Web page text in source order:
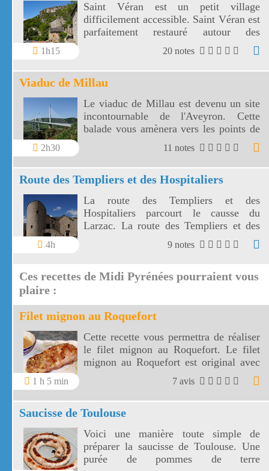
1h15
Saint Véran est un petit village
difficilement accessible. Saint Véran est
parfaitement restauré autour des
vestiges de son château.
20 notes
Viaduc de Millau
2h30
Le viaduc de Millau est devenu un site
incontournable de l'Aveyron. Cette
balade vous amènera vers les points de
vue les plus proches du viaduc de
11 notes
Route des Templiers et des Hospitaliers
4h
La route des Templiers et des
Hospitaliers parcourt le causse du
Larzac. La route des Templiers et des
Hospitaliers amènera vers 5 sites
fortifiés parfaitement conservés.
9 notes
Ces recettes de Midi Pyrénées pourraient vous
plaire :
Filet mignon au Roquefort
1 h 5 min
Cette recette vous permettra de réaliser
le filet mignon au Roquefort. Le filet
mignon au Roquefort est original avec
ce fromage renommé.
7 avis
Saucisse de Toulouse
Voici une manière toute simple de
préparer la saucisse de Toulouse. Une
purée de pommes de terre